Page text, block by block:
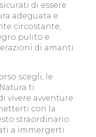
di essere
adeguata e
circostante,
pulito e
di amanti
scegli, le
ti
vivere avventure
con la
straordinario
a immergerti